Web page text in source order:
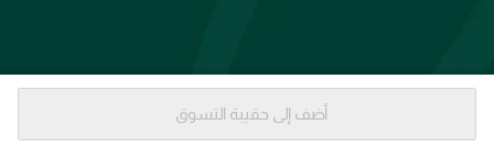
أضف إلى حقيبة التسوق